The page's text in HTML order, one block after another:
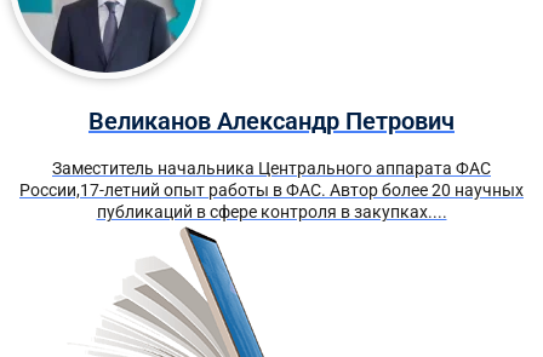
Великанов Александр Петрович
Заместитель начальника Центрального аппарата ФАС
России,17-летний опыт работы в ФАС. Автор более 20 научных
публикаций в сфере контроля в закупках....